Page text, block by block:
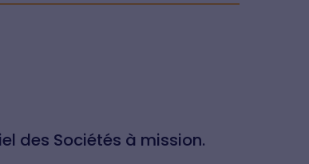
des Sociétés à mission.